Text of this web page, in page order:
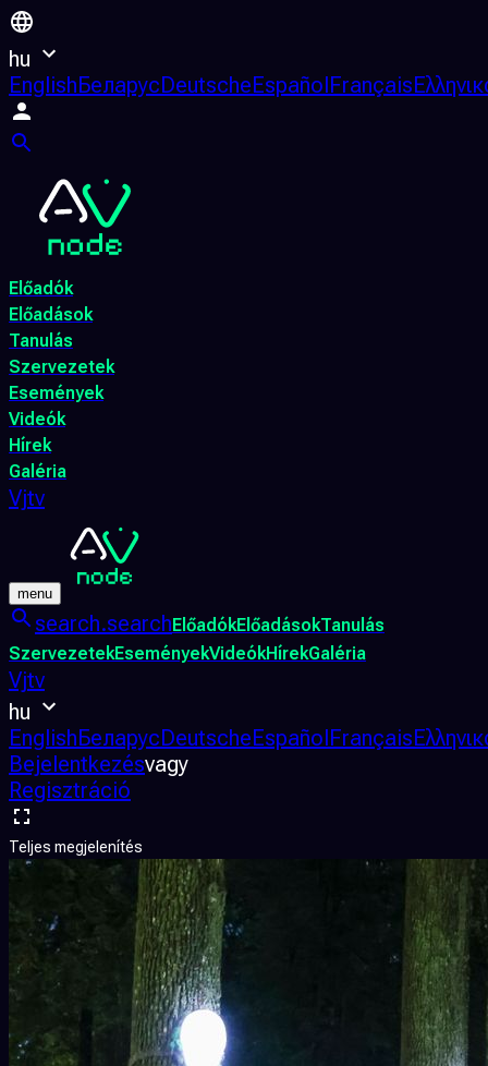
hu
EnglishБеларусDeutscheEspañolFrançais
Előadók
Előadások
Tanulás
Szervezetek
Események
Videók
Hírek
Galéria
Vjtv
menu
search.searchElőadókElőadásokTanulás
SzervezetekEseményekVideókHírekGaléria
Vjtv
hu
EnglishБеларусDeutscheEspañolFrançais
Bejelentkezésvagy
Regisztráció
Teljes megjelenítés